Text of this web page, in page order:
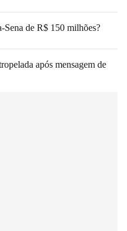
Sena de R$ 150 milhões?
após mensagem de